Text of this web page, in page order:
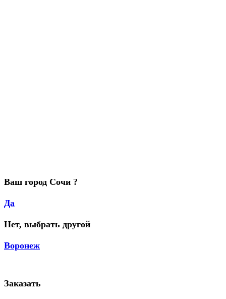
Ваш город Сочи ?
Да
Нет, выбрать другой
Воронеж
Заказать